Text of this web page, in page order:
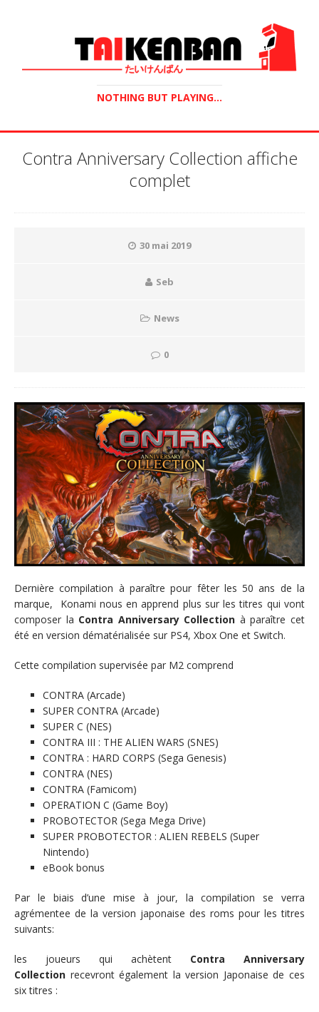
NOTHING BUT PLAYING...
Contra Anniversary Collection affiche
complet
30 mai 2019
Seb
News
0
Dernière compilation à paraître pour fêter les 50 ans de la
marque, Konami nous en apprend plus sur les titres qui vont
composer la Contra Anniversary Collection à paraître cet
été en version dématérialisée sur PS4, Xbox One et Switch.
Cette compilation supervisée par M2 comprend
CONTRA (Arcade)
SUPER CONTRA (Arcade)
SUPER C (NES)
CONTRA III : THE ALIEN WARS (SNES)
CONTRA : HARD CORPS (Sega Genesis)
CONTRA (NES)
CONTRA (Famicom)
OPERATION C (Game Boy)
PROBOTECTOR (Sega Mega Drive)
SUPER PROBOTECTOR : ALIEN REBELS (Super
Nintendo)
eBook bonus
Par le biais d’une mise à jour, la compilation se verra
agrémentee de la version japonaise des roms pour les titres
suivants:
les joueurs qui achètent Contra Anniversary
Collection recevront également la version Japonaise de ces
six titres :